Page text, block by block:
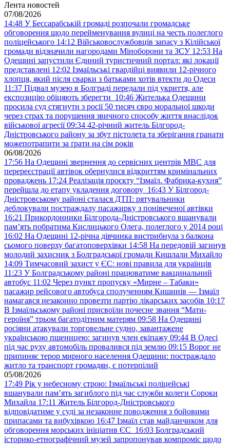
Лента новостей
07/08/2026
14:48 У Бессарабській громаді розпочали громадське
обговорення щодо перейменування вулиці на честь полеглого
поліцейського 14:12 Військовослужбовців запасу з Кілійської
громади відзначили нагородами Міноборони та ЗСУ 12:53 На
Одещині запустили Єдиний туристичний портал: які локації
представлені 12:02 Ізмаїльські гвардійці виявили 12-річного
хлопця, який після сварки з батьками хотів втекти до Одеси
11:37 Підвал музею в Болграді передали під укриття, але
експозицію обіцяють зберегти 10:46 Жителька Одещини
просила суд стягнути з росії 50 тисяч євро моральної шкоди
через страх та порушення звичного способу життя внаслідок
військової агресії 09:34 42-річний житель Білгород-
Дністровського району за збут пістолета та зберігання гранати
можепотрапити за ґрати на сім років
06/08/2026
17:56 На Одещині звернення до сервісних центрів МВС для
перереєстрації автівок обернулися відкриттям кримінальних
проваджень 17:24 Реалізація проєкту “Ізмаїл. Фабрика-кухня”
перейшла до етапу укладення договору 16:43 У Білгород-
Дністровському районі сталася ДТП: рятувальники
деблокували постраждалу пасажирку з понівеченої автівки
16:21 Прикордонники Білгорода-Дністровського вшанували
пам’ять побратима Кислицького Олега, полеглого у 2014 році
16:02 На Одещині 12-річна дівчинка вистрибнула з балкона
сьомого поверху багатоповерхівки 14:58 На передовій загинув
молодий захисник з Болградської громади Кишлали Михайло
14:09 Тимчасовий захист у ЄС: нові правила для українців
11:23 У Болградському районі працюватиме вакцинальний
автобус 11:02 Через пункт пропуску «Мирне – Табаки»
пасажир рейсового автобуса сполученням Кишинів — Ізмаїл
намагався незаконно провезти партію лікарських засобів 10:17
В Ізмаїльському районі присвоїли почесне звання “Мати-
героїня” трьом багатодітним матерям 09:58 На Одещині
росіяни атакували торговельне судно, завантажене
українською пшеницею: загинув член екіпажу 09:44 В Одесі
під час руху автомобіль провалився під землю 09:15 Ворог не
припиняє терор мирного населення Одещини: постраждало
житло та транспорт громадян, є потерпілий
05/08/2026
17:49 Рік у небесному строю: Ізмаїльські поліцейські
вшанували пам’ять загиблого під час служби колеги Сороки
Михайла 17:11 Житель Білгород-Дністровського
відповідатиме у суді за незаконне поводження з бойовими
припасами та вибухівкою 16:47 Ізмаїл став майданчиком для
обговорення морських ініціатив ЄС 16:03 Болградський
історико-етнографічний музей запропонував компроміс щодо